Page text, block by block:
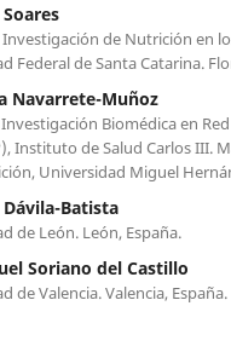
de Nutrición en
Federal de Santa Catarina.
Navarrete-Muñoz
Biomédica en
Instituto de Salud Carlos III.
Universidad Miguel
Batista
de León. León, España.
Soriano del Castillo
de Valencia. Valencia, España.